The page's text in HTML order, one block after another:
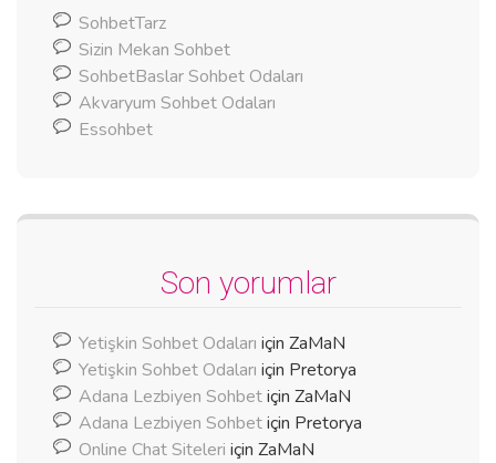
SohbetTarz
Sizin Mekan Sohbet
SohbetBaslar Sohbet Odaları
Akvaryum Sohbet Odaları
Essohbet
Son yorumlar
Yetişkin Sohbet Odaları için ZaMaN
Yetişkin Sohbet Odaları için Pretorya
Adana Lezbiyen Sohbetiçin ZaMaN
Adana Lezbiyen Sohbetiçin Pretorya
Online Chat Siteleri için ZaMaN